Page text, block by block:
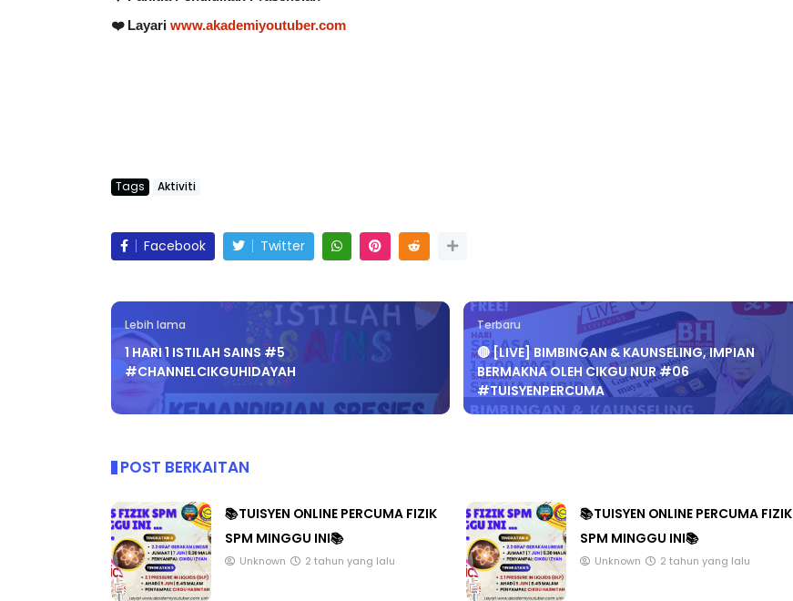
❤️ Layari www.akademiyoutuber.com
Tags Aktiviti
Facebook Twitter
Lebih lama
1 HARI 1 ISTILAH SAINS #5
#CHANNELCIKGUHIDAYAH
Terbaru
🔴 [LIVE] BIMBINGAN & KAUNSELING, IMPIAN
BERMAKNA OLEH CIKGU NUR #06
#TUISYENPERCUMA
POST BERKAITAN
📚TUISYEN ONLINE PERCUMA FIZIK
SPM MINGGU INI📚
Unknown 2 tahun yang lalu
📚TUISYEN ONLINE PERCUMA FIZIK
SPM MINGGU INI📚
Unknown 2 tahun yang lalu